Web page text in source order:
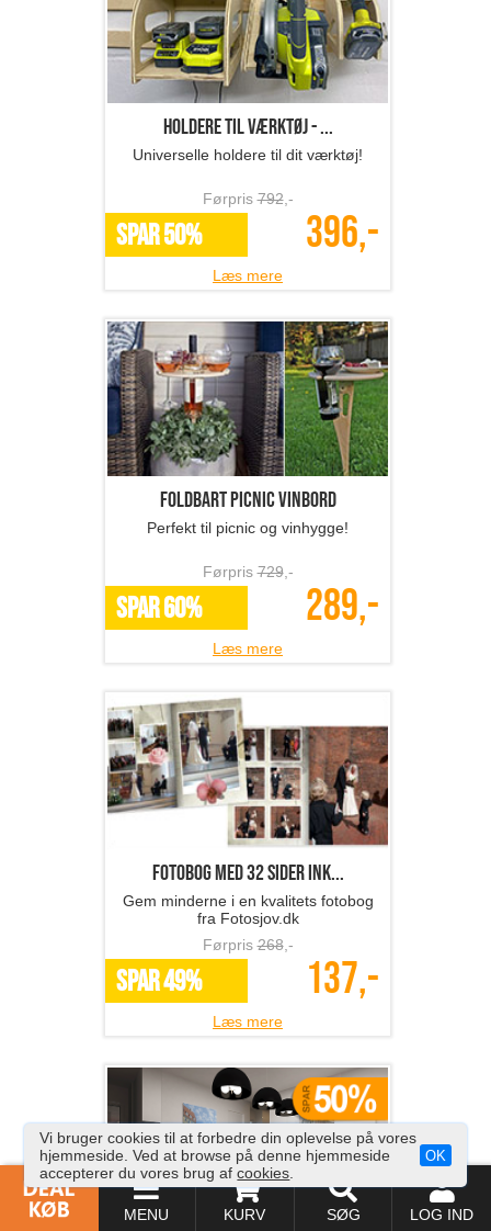
MENU KURV SØG LOG IND
Foldbart picnic vinbord
Perfekt til picnic og vinhygge!
Førpris 729
SPAR 60% 289,-
Læs mere
Fotobog med 32 sider ink...
Gem minderne i en kvalitets fotobog
fra Fotosjov.dk
Førpris 268
SPAR 49% 137,-
Læs mere
Et print på canvas
Lav dine personlige billeder om til
kunstværker!
Førpris 270
*Flere varianter 135,-
Læs mere
Vi bruger cookies til at forbedre din oplevelse på vores
hjemmeside. Ved at browse på denne hjemmeside
accepterer du vores brug afcookies
OK